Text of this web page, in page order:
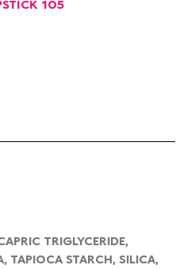
105
TRIGLYCERIDE,
TAPIOCA STARCH, SILICA,